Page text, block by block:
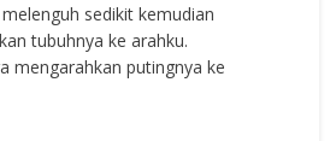
sedikit kemudian
tubuhnya ke arahku.
mengarahkan putingnya ke